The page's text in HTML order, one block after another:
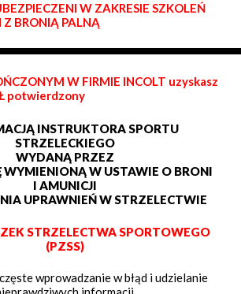
W ZAKRESIE SZKOLEŃ
Z BRONIĄ PALNĄ
W FIRMIE INCOLT uzyskasz
potwierdzony
INSTRUKTORA SPORTU
STRZELECKIEGO
WYDANĄ PRZEZ
WYMIENIONĄ W USTAWIE O BRONI
I AMUNICJI
UPRAWNIEŃ W STRZELECTWIE
STRZELECTWA SPORTOWEGO
(PZSS)
wprowadzanie w błąd i udzielanie